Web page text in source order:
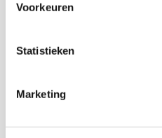
Voorkeuren
Statistieken
Marketing
SEP